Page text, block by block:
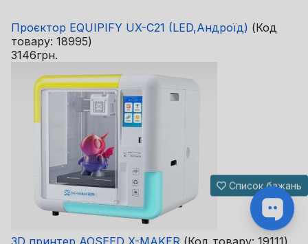
Проєктор EQUIPIFY UX-C21 (LED,Андроїд) (Код
товару: 18995)
3146грн.
3D принтер AOSEED X-MAKER (Код товару: 19111)
Список бажань